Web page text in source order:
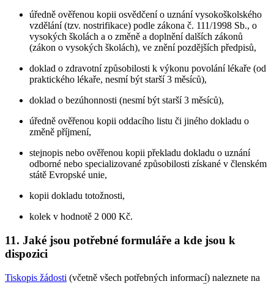
úředně ověřenou kopii osvědčení o uznání vysokoškolského
vzdělání (tzv. nostrifikace) podle zákona č. 111/1998 Sb., o
vysokých školách a o změně a doplnění dalších zákonů
(zákon o vysokých školách), ve znění pozdějších předpisů,
doklad o zdravotní způsobilosti k výkonu povolání lékaře (od
praktického lékaře, nesmí být starší 3 měsíců),
doklad o bezúhonnosti (nesmí být starší 3 měsíců),
úředně ověřenou kopii oddacího listu či jiného dokladu o
změně příjmení,
stejnopis nebo ověřenou kopii překladu dokladu o uznání
odborné nebo specializované způsobilosti získané v členském
státě Evropské unie,
kopii dokladu totožnosti,
kolek v hodnotě 2 000 Kč.
11. Jaké jsou potřebné formuláře a kde jsou k
dispozici
Tiskopis žádosti (včetně všech potřebných informací) naleznete na